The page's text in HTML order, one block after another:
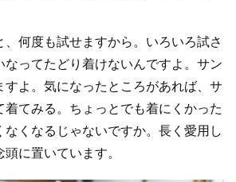
、何度も試せますから。いろいろ試さ
なってたどり着けないんですよ。サン
すよ。気になったところがあれば、サ
着てみる。ちょっとでも着にくかった
なくなるじゃないですか。長く愛用し
に置いています。